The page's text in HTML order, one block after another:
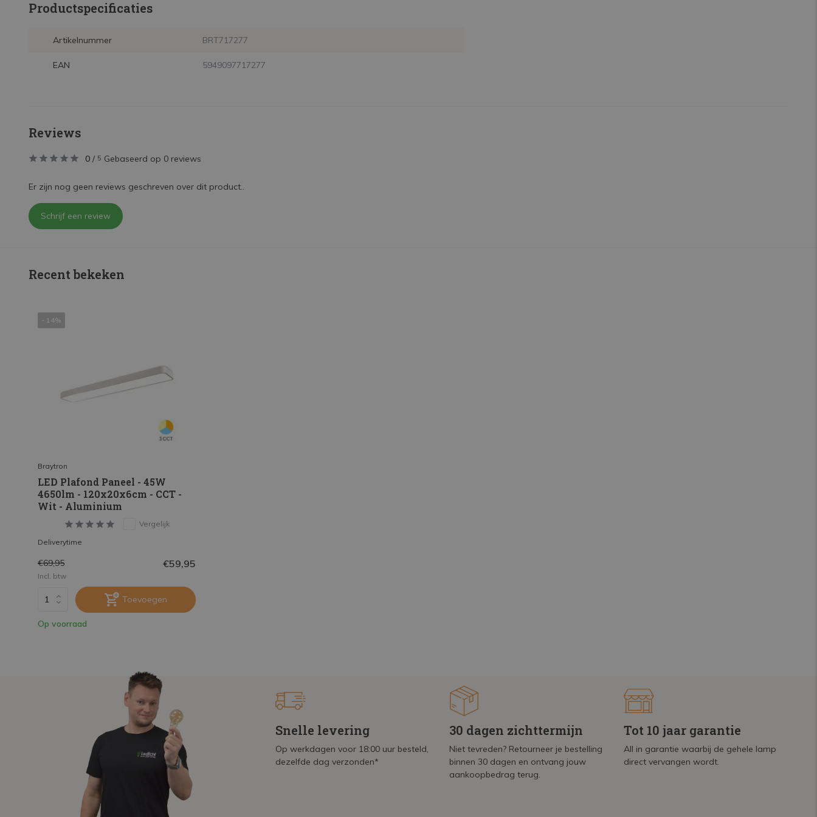
Productspecificaties
Artikelnummer BRT717277
EAN 5949097717277
Reviews
0 / 5 Gebaseerd op 0 reviews
Er zijn nog geen reviews geschreven over dit product..
Schrijf een review
Recent bekeken
- 14%
Braytron
LED Plafond Paneel - 45W
4650lm - 120x20x6cm - CCT -
Wit - Aluminium
Vergelijk
Deliverytime
€69,95 €59,95
Incl. btw
Toevoegen
Op voorraad
Snelle levering
Op werkdagen voor 18:00 uur besteld,
dezelfde dag verzonden*
30 dagen zichttermijn
Niet tevreden? Retourneer je bestelling
binnen 30 dagen en ontvang jouw
aankoopbedrag terug.
Tot 10 jaar garantie
All in garantie waarbij de gehele lamp
direct vervangen wordt.